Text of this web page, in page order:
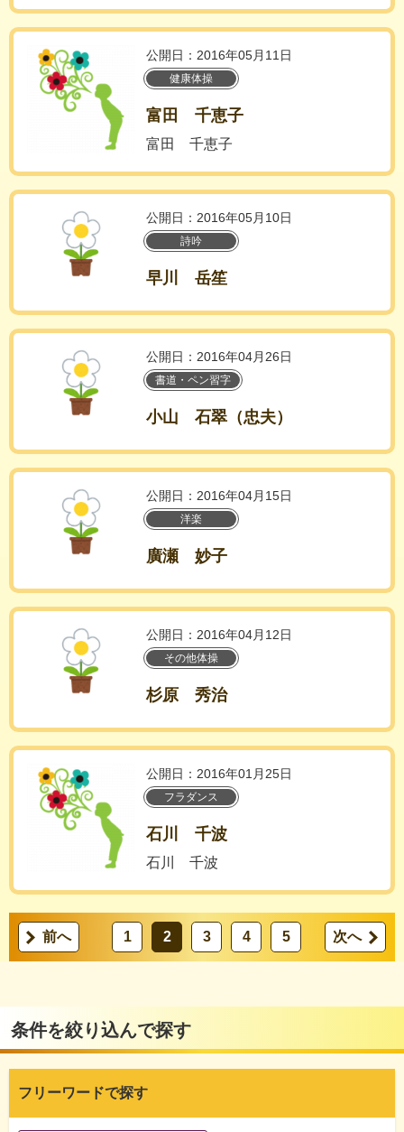
公開日：2016年05月11日
健康体操
富田 千恵子
富田 千恵子
公開日：2016年05月10日
詩吟
早川 岳笙
公開日：2016年04月26日
書道・ペン習字
小山 石翠（忠夫）
公開日：2016年04月15日
洋楽
廣瀬 妙子
公開日：2016年04月12日
その他体操
杉原 秀治
公開日：2016年01月25日
フラダンス
石川 千波
石川 千波
前へ 1 2 3 4 5 次へ
条件を絞り込んで探す
フリーワードで探す